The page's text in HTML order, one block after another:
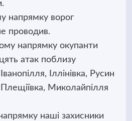
напрямку ворог
проводив.
напрямку окупанти
атак поблизу
Іллінівка, Русин
Миколайпілля
наші захисники